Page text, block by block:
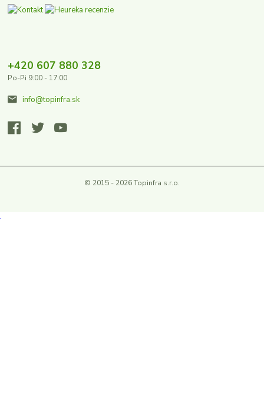
+420 607 880 328
Po-Pi 9:00 - 17:00
info@topinfra.sk
© 2015 - 2026 Topinfra s.r.o.